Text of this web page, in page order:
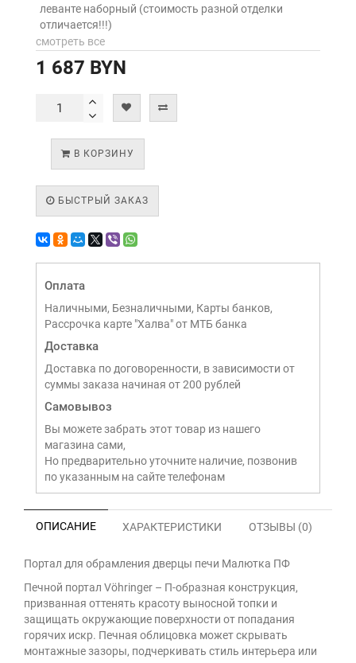
леванте наборный (стоимость разной отделки
отличается!!!)
смотреть все
1 687 BYN
В КОРЗИНУ
БЫСТРЫЙ ЗАКАЗ
Оплата
Наличными, Безналичными, Карты банков,
Рассрочка карте "Халва" от МТБ банка
Доставка
Доставка по договоренности, в зависимости от
суммы заказа начиная от 200 рублей
Самовывоз
Вы можете забрать этот товар из нашего
магазина сами,
Но предварительно уточните наличие, позвонив
по указанным на сайте телефонам
ОПИСАНИЕ ХАРАКТЕРИСТИКИ ОТЗЫВЫ (0)
Портал для обрамления дверцы печи Малютка ПФ
Печной портал Vöhringer – П-образная конструкция,
призванная оттенять красоту выносной топки и
защищать окружающие поверхности от попадания
горячих искр. Печная облицовка может скрывать
монтажные зазоры, подчеркивать стиль интерьера или